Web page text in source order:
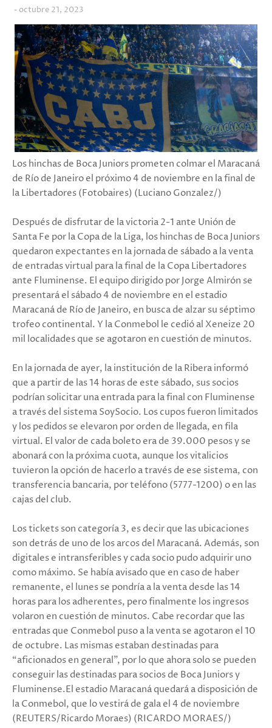
octubre 21, 2023
Los hinchas de Boca Juniors prometen colmar el Maracaná
de Río de Janeiro el próximo 4 de noviembre en la final de
la Libertadores (Fotobaires) (Luciano Gonzalez/)
Después de disfrutar de la victoria 2-1 ante Unión de
Santa Fe por la Copa de la Liga, los hinchas de Boca Juniors
quedaron expectantes en la jornada de sábado a la venta
de entradas virtual para la final de la Copa Libertadores
ante Fluminense. El equipo dirigido por Jorge Almirón se
presentará el sábado 4 de noviembre en el estadio
Maracaná de Río de Janeiro, en busca de alzar su séptimo
trofeo continental. Y la Conmebol le cedió al Xeneize 20
mil localidades que se agotaron en cuestión de minutos.
En la jornada de ayer, la institución de la Ribera informó
que a partir de las 14 horas de este sábado, sus socios
podrían solicitar una entrada para la final con Fluminense
a través del sistema SoySocio. Los cupos fueron limitados
y los pedidos se elevaron por orden de llegada, en fila
virtual. El valor de cada boleto era de 39.000 pesos y se
abonará con la próxima cuota, aunque los vitalicios
tuvieron la opción de hacerlo a través de ese sistema, con
transferencia bancaria, por teléfono (5777-1200) o en las
cajas del club.
Los tickets son categoría 3, es decir que las ubicaciones
son detrás de uno de los arcos del Maracaná. Además, son
digitales e intransferibles y cada socio pudo adquirir uno
como máximo. Se había avisado que en caso de haber
remanente, el lunes se pondría a la venta desde las 14
horas para los adherentes, pero finalmente los ingresos
volaron en cuestión de minutos. Cabe recordar que las
entradas que Conmebol puso a la venta se agotaron el 10
de octubre. Las mismas estaban destinadas para
“aficionados en general”, por lo que ahora solo se pueden
conseguir las destinadas para socios de Boca Juniors y
Fluminense.El estadio Maracaná quedará a disposición de
la Conmebol, que lo vestirá de gala el 4 de noviembre
(REUTERS/Ricardo Moraes) (RICARDO MORAES/)